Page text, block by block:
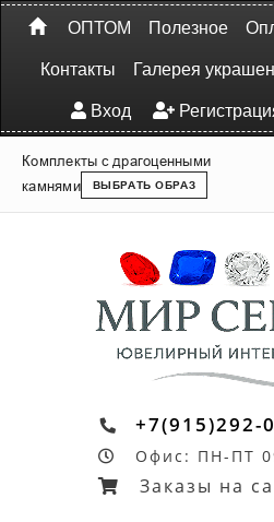
ОПТОМ Полезное
Контакты
Галерея
Вход
Комплекты с драгоценными
камнями
ВЫБРАТЬ ОБРАЗ
+7(915)292-
Офис: ПН-ПТ
Заказы на